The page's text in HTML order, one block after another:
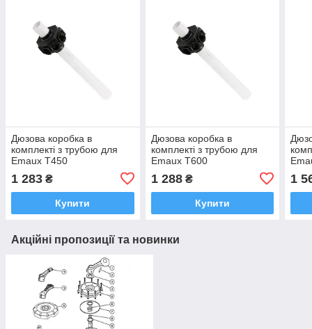
Дюзова коробка в
комплекті з трубою для
Emaux T450
1 283 ₴
Купити
Дюзова коробка в
комплекті з трубою для
Emaux T600
1 288₴
Купити
1
Акційні пропозиції та новинки